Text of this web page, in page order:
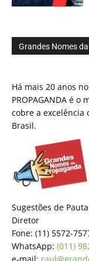
Grandes Nomes
Há mais 20 anos
PROPAGANDA é
cobre a excelência
Brasil.
Sugestões de
Diretor
Fone: (11) 5572-
WhatsApp: (011)
e-mail: